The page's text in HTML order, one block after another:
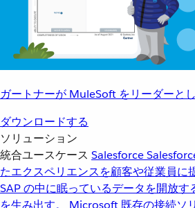
ガートナーが MuleSoft をリーダーと
ダウンロードする
ソリューション
統合ユースケース Salesforce
たエクスペリエンスを顧客や従業員に
SAP の中に眠っているデータを開放す
を生み出す。
Microsoft 既存の接続ソ